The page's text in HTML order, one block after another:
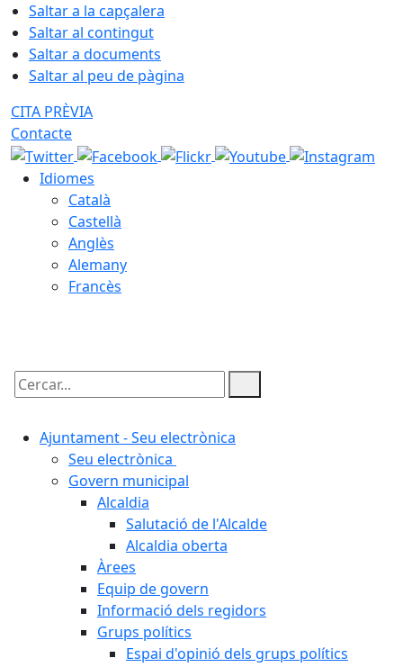
Saltar a la capçalera
Saltar al contingut
Saltar a documents
Saltar al peu de pàgina
CITA PRÈVIA
Contacte
Idiomes
Català
Castellà
Anglès
Alemany
Francès
Cercar:
Ajuntament - Seu electrònica
Seu electrònica
Govern municipal
Alcaldia
Salutació de l'Alcalde
Alcaldia oberta
Àrees
Equip de govern
Informació dels regidors
Grups polítics
Espai d'opinió dels grups polítics